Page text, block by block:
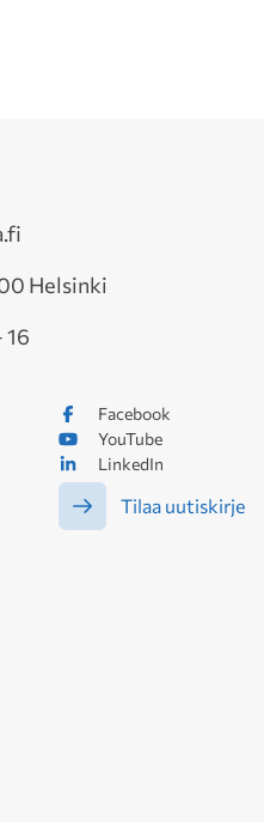
Helsinki
16
Facebook
YouTube
LinkedIn
Tilaa uutiskirje